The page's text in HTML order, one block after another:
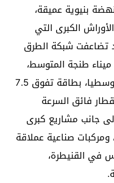
بنيوية عميقة،
الكبرى التي
تضاعفت شبكة الطرق
وتم إنشاء ميناء طنجة المتوسط،
الذي يحتل المرتبة الأولى إفريقيًا ومتوسطيا، بطاقة تفوق 7.5
فائق السرعة
جانب مشاريع كبرى
ومركبات صناعية عملاقة
في القنيطرة،